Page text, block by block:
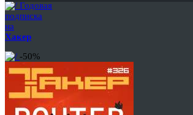
Годовая
подписка
на
Хакер
-50%